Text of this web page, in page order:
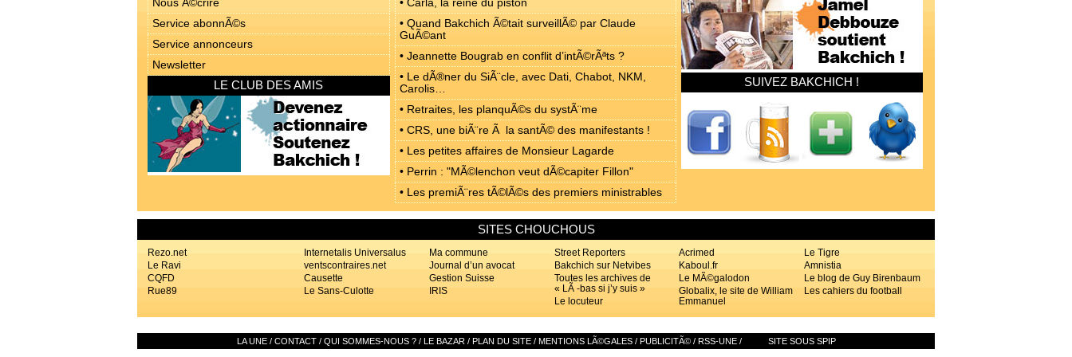
Service abonnÃ©s
Service annonceurs
Newsletter
LE CLUB DES AMIS
• Quand Bakchich Ã©tait surveillÃ© par Claude
GuÃ©ant
• Jeannette Bougrab en conflit d’intÃ©rÃªts ?
• Le dÃ®ner du SiÃ¨cle, avec Dati, Chabot, NKM,
Carolis…
• Retraites, les planquÃ©s du systÃ¨me
• CRS, une biÃ¨re Ã la santÃ© des manifestants !
• Les petites affaires de Monsieur Lagarde
• Perrin : "MÃ©lenchon veut dÃ©capiter Fillon"
• Les premiÃ¨res tÃ©lÃ©s des premiers ministrables
SUIVEZ BAKCHICH !
SITES CHOUCHOUS
Rezo.net
Le Ravi
CQFD
Rue89
Le Tigre
Amnistia
Le blog de Guy Birenbaum
Les cahiers du football
Acrimed
Kaboul.fr
Le MÃ©galodon
Globalix, le site de William
Emmanuel
Street Reporters
Bakchich sur Netvibes
Toutes les archives de
« LÃ -bas si j’y suis »
Le locuteur
Ma commune
Journal d’un avocat
Gestion Suisse
IRIS
Internetalis Universalus
ventscontraires.net
Causette
Le Sans-Culotte
LA UNE / CONTACT / QUI SOMMES-NOUS ? / LE BAZAR / PLAN DU SITE / MENTIONS LÃ©GALES / PUBLICITÃ© / RSS-UNE / SITE SOUS SPIP